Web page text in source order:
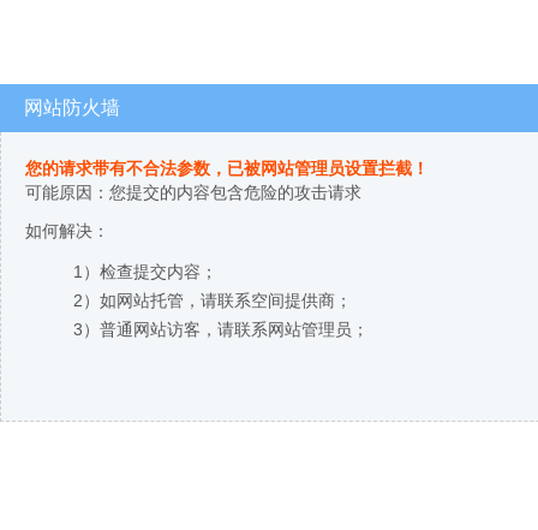
网站防火墙
您的请求带有不合法参数，已被网站管理员设置拦截！
可能原因：您提交的内容包含危险的攻击请求
如何解决：
1）检查提交内容；
2）如网站托管，请联系空间提供商；
3）普通网站访客，请联系网站管理员；